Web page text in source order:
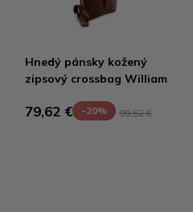
Hnedý pánsky kožený
zipsový crossbag William
79,62 € -20% 99,52 €